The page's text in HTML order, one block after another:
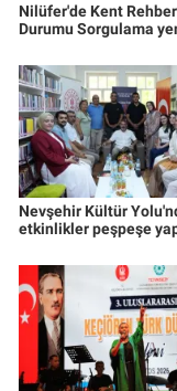
Nilüfer'de Kent
Durumu Sorgulama
Nevşehir Kültür
etkinlikler peşpeşe